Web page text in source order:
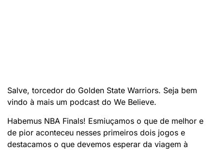
Salve, torcedor do Golden State Warriors. Seja bem
vindo à mais um podcast do We Believe.
Habemus NBA Finals! Esmiuçamos o que de melhor e
de pior aconteceu nesses primeiros dois jogos e
destacamos o que devemos esperar da viagem à